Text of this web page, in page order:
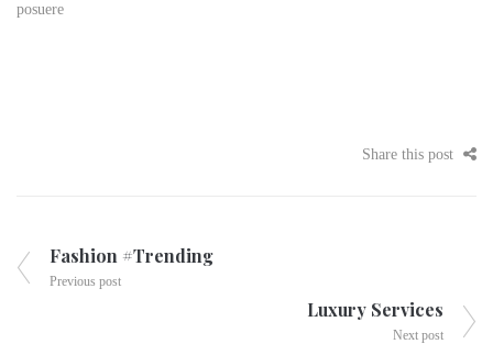
posuere
Share this post
Fashion #Trending
Previous post
Luxury Services
Next post